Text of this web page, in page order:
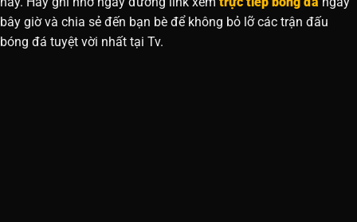
bây giờ và chia sẻ đến bạn bè để không bỏ lỡ các trận đấu
bóng đá tuyệt vời nhất tại Tv.